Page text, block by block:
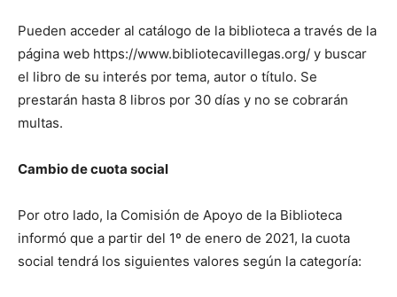
Pueden acceder al catálogo de la biblioteca a través de la
página web https://www.bibliotecavillegas.org/ y buscar
el libro de su interés por tema, autor o título. Se
prestarán hasta 8 libros por 30 días y no se cobrarán
multas.
Cambio de cuota social
Por otro lado, la Comisión de Apoyo de la Biblioteca
informó que a partir del 1º de enero de 2021, la cuota
social tendrá los siguientes valores según la categoría: